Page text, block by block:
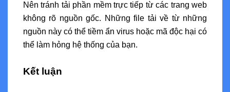
Nên tránh tải phần mềm trực tiếp từ các trang web
không rõ nguồn gốc. Những file tải về từ những
nguồn này có thể tiềm ẩn virus hoặc mã độc hại có
thể làm hỏng hệ thống của bạn.
Kết luận